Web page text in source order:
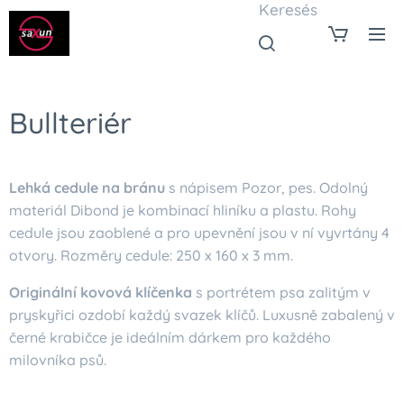
Keresés
Bullteriér
Lehká cedule na bránu s nápisem Pozor, pes. Odolný
materiál Dibond je kombinací hliníku a plastu. Rohy
cedule jsou zaoblené a pro upevnění jsou v ní vyvrtány 4
otvory. Rozměry cedule: 250 x 160 x 3 mm.
Originální kovová klíčenka s portrétem psa zalitým v
pryskyřici ozdobí každý svazek klíčů. Luxusně zabalený v
černé krabičce je ideálním dárkem pro každého
milovníka psů.